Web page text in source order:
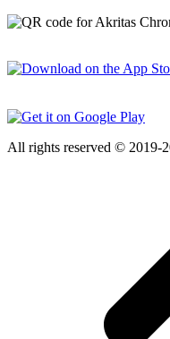
All rights reserved © 2019-